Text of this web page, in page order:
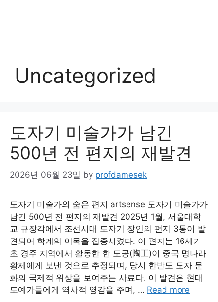
Uncategorized
도자기 미술가가 남긴
500년 전 편지의 재발견
2026년 06월 23일 by profdamesek
도자기 미술가의 숨은 편지 artsense 도자기 미술가가
남긴 500년 전 편지의 재발견 2025년 1월, 서울대학
교 규장각에서 조선시대 도자기 장인의 편지 3통이 발
견되어 학계의 이목을 집중시켰다. 이 편지는 16세기
초 경주 지역에서 활동한 한 도공(陶工)이 중국 명나라
황제에게 보낸 것으로 추정되며, 당시 한반도 도자 문
화의 국제적 위상을 보여주는 사료다. 이 발견은 현대
도예가들에게 역사적 영감을 주며, … Read more